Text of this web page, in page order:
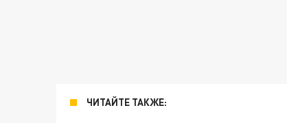
ЧИТАЙТЕ ТАКЖЕ: